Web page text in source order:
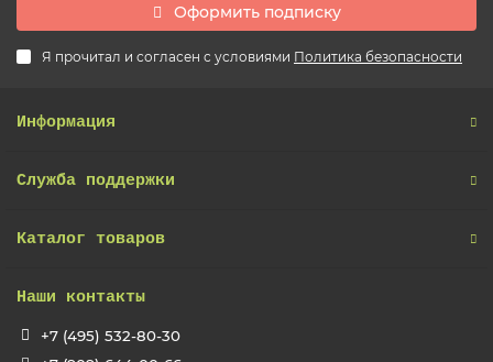
Оформить подписку
Я прочитал и согласен с условиями Политика безопасности
Информация
Служба поддержки
Каталог товаров
Наши контакты
+7 (495) 532-80-30